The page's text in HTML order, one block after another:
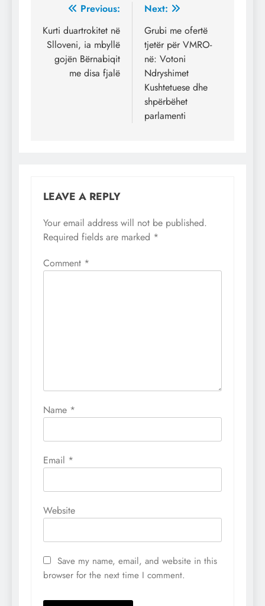
Post
navigation
Previous:
Kurti duartrokitet në
Slloveni, ia mbyllë
gojën Bërnabiqit
me disa fjalë
Next:
Grubi me ofertë
tjetër për VMRO-
në: Votoni
Ndryshimet
Kushtetuese dhe
shpërbëhet
parlamenti
LEAVE A REPLY
Your email address will not be published.
Required fields are marked *
Comment *
Name *
Email *
Website
Save my name, email, and website in this
browser for the next time I comment.